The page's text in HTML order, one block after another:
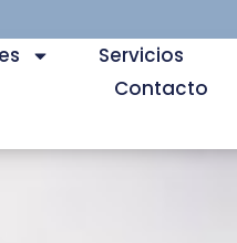
Servicios
Contacto